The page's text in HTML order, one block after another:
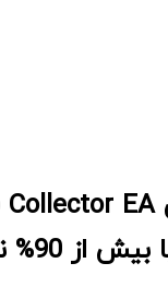
نرخ موفقیت!